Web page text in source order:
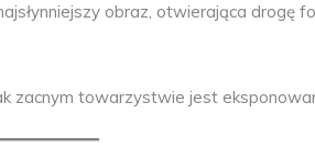
obraz, otwierająca drogę
zacnym towarzystwie jest